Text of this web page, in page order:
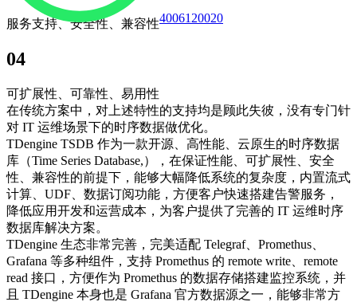
4006120020
服务支持、安全性、兼容性
04
可扩展性、可靠性、易用性
在传统方案中，对上述特性的支持均是顾此失彼，没有专门针
对 IT 运维场景下的时序数据做优化。
TDengine TSDB 作为一款开源、高性能、云原生的时序数据
库（Time Series Database,），在保证性能、可扩展性、安全
性、兼容性的前提下，能够大幅降低系统的复杂度，内置流式
计算、UDF、数据订阅功能，方便客户快速搭建告警服务，
降低应用开发和运营成本，为客户提供了完善的 IT 运维时序
数据库解决方案。
TDengine 生态非常完善，完美适配 Telegraf、Promethus、
Grafana 等多种组件，支持 Promethus 的 remote write、remote
read 接口，方便作为 Promethus 的数据存储搭建监控系统，并
且 TDengine 本身也是 Grafana 官方数据源之一，能够非常方